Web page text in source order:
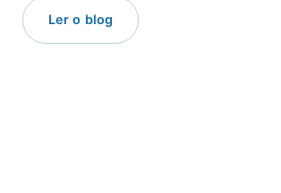
Ler o blog